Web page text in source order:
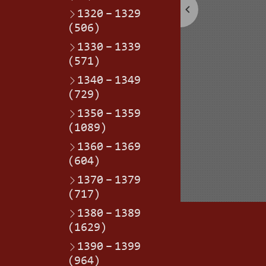
1320 – 1329
(506)
1330 – 1339
(571)
1340 – 1349
(729)
1350 – 1359
(1089)
1360 – 1369
(604)
1370 – 1379
(717)
1380 – 1389
(1629)
1390 – 1399
(964)